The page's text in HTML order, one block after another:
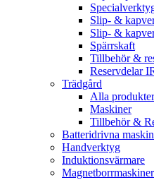
Slip- &
Slip- &
Spärrskaft
Tillbehör &
Reservdelar
Trädgård
Alla produkter
Maskiner
Tillbehör &
Batteridrivna
Handverktyg
Induktionsvärmare
Magnetborrmaskiner